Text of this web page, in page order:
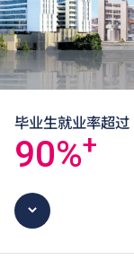
毕业生就业率超过
90%+